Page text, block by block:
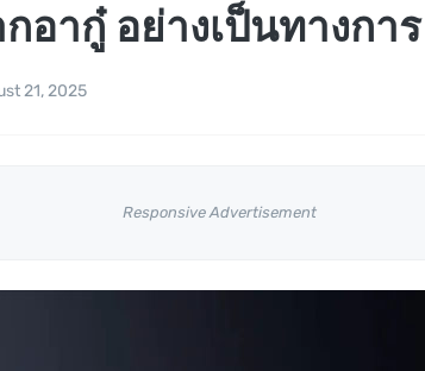
อากู๋ อย่างเป็นทางกา
21, 2025
Responsive Advertisement